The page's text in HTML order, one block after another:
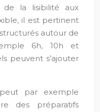
la lisibilité aux
il est pertinent
autour de
6h, 10h et
peuvent s’ajouter
par exemple
des préparatifs